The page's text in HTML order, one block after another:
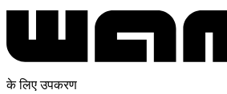
के लिए उपकरण